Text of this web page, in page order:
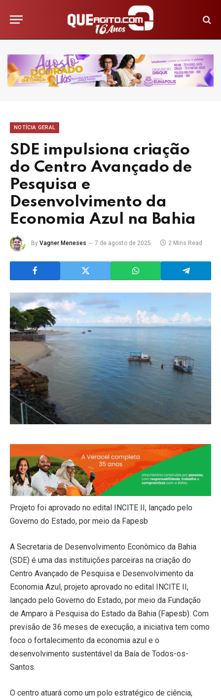
NOTÍCIA GERAL
SDE impulsiona criação
do Centro Avançado de
Pesquisa e
Desenvolvimento da
Economia Azul na Bahia
By Vagner Meneses 7 de agosto de 2025 2 Mins Read
Projeto foi aprovado no edital INCITE II, lançado pelo
Governo do Estado, por meio da Fapesb
A Secretaria de Desenvolvimento Econômico da Bahia
(SDE) é uma das instituições parceiras na criação do
Centro Avançado de Pesquisa e Desenvolvimento da
Economia Azul, projeto aprovado no edital INCITE II,
lançado pelo Governo do Estado, por meio da Fundação
de Amparo à Pesquisa do Estado da Bahia (Fapesb). Com
previsão de 36 meses de execução, a iniciativa tem como
foco o fortalecimento da economia azul e o
desenvolvimento sustentável da Baía de Todos-os-
Santos.
O centro atuará como um polo estratégico de ciência,